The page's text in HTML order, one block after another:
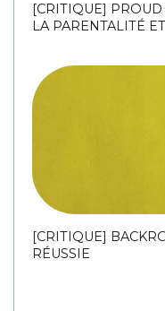
[CRITIQUE] PROUD
LA PARENTALITÉ
[CRITIQUE]
RÉUSSIE